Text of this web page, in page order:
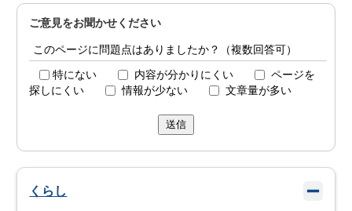
ご意見をお聞かせください
このページに問題点はありましたか？（複数回答可）
特にない 内容が分かりにくい
ページを
探しにくい
情報が少ない 文章量が多い
送信
くらし